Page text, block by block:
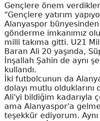
Gençlere önem
"Gençlere yatırım
Alanyaspor
gönderme imkanımız
milli takıma gitti. U21
Baran Ali 20 yaşında,
İnşallah Şahin de aynı
kullandı.
İki futbolcunun da
dolayı mutlu
Ali'yi bildiğim kadarıyla
ama Alanyaspor'a
teşekkür ediyorum.